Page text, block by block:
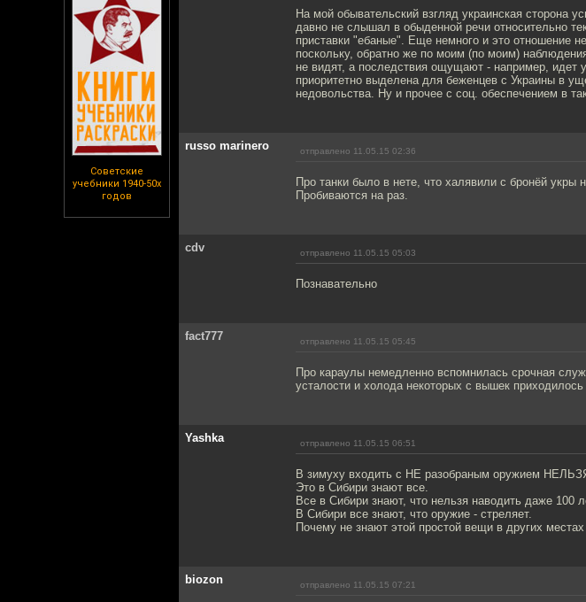
Советские
учебники 1940-50х
годов
На мой обывательский взгляд украинская сторона
давно не слышал в обыденной речи относительно
приставки "ебаные". Еще немного и это отношение
поскольку, обратно же по моим (по моим)
не видят, а последствия ощущают - например, идет
приоритетно выделена для беженцев с Украины в
недовольства. Ну и прочее с соц. обеспечением в
russo marinero отправлено 11.05.15 02:36
Про танки было в нете, что халявили с бронёй
Пробиваются на раз.
cdv отправлено 11.05.15 05:03
Познавательно
fact777 отправлено 11.05.15 05:45
Про караулы немедленно вспомнилась срочная
усталости и холода некоторых с вышек
Yashka отправлено 11.05.15 06:51
В зимуху входить с НЕ разобраным оружием
Это в Сибири знают все.
Все в Сибири знают, что нельзя наводить даже 100
В Сибири все знают, что оружие - стреляет.
Почему не знают этой простой вещи в других
biozon отправлено 11.05.15 07:21